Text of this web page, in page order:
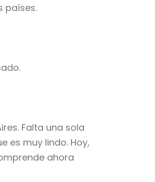
países.
Falta una sola
es muy lindo. Hoy,
ahora